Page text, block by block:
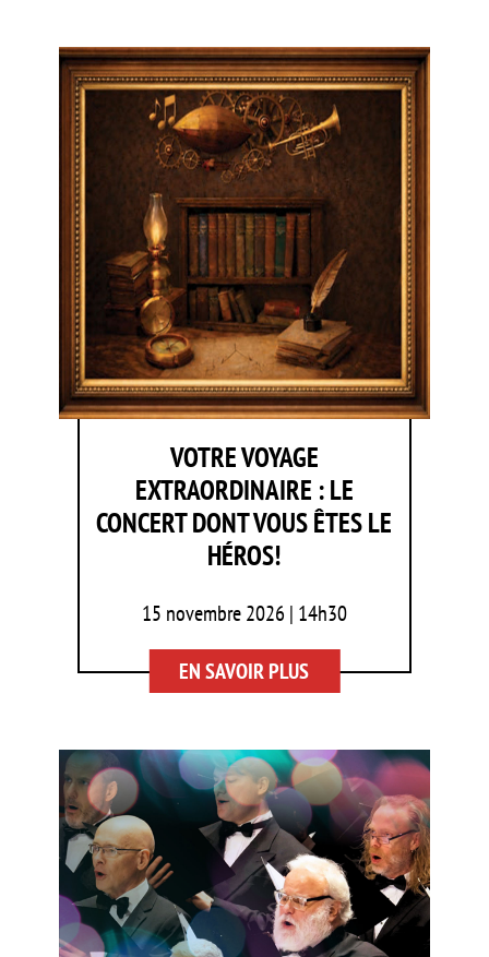
VOTRE VOYAGE
EXTRAORDINAIRE : LE
CONCERT DONT VOUS ÊTES LE
HÉROS!
15 novembre 2026 | 14h30
EN SAVOIR PLUS